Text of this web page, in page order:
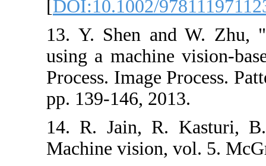
[DOI:10.1002/
13. Y. Shen
using a
Process.
pp. 139-146,
14. R. Jain,
Machine